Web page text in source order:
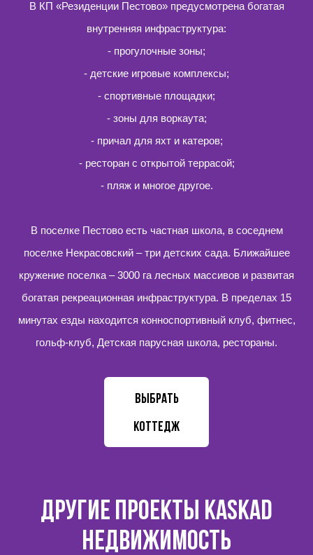
В КП «Резиденции Пестово» предусмотрена богатая
внутренняя инфраструктура:
- прогулочные зоны;
- детские игровые комплексы;
- спортивные площадки;
- зоны для воркаута;
- причал для яхт и катеров;
- ресторан с открытой террасой;
- пляж и многое другое.
В поселке Пестово есть частная школа, в соседнем
поселке Некрасовский – три детских сада. Ближайшее
кружение поселка – 3000 га лесных массивов и развитая
богатая рекреационная инфраструктура. В пределах 15
минутах езды находится конноспортивный клуб, фитнес,
гольф-клуб, Детская парусная школа, рестораны.
ВЫБРАТЬ
КОТТЕДЖ
ДРУГИЕ ПРОЕКТЫ KASKAD
НЕДВИЖИМОСТЬ